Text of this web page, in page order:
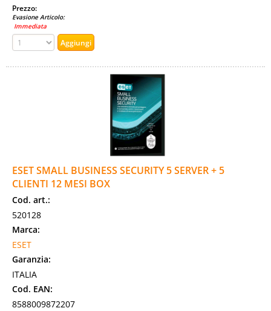
Prezzo:
Evasione Articolo:
Immediata
ESET SMALL BUSINESS SECURITY 5 SERVER + 5
CLIENTI 12 MESI BOX
Cod. art.:
520128
Marca:
ESET
Garanzia:
ITALIA
Cod. EAN:
8588009872207